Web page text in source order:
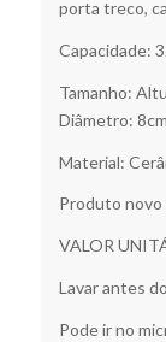
porta treco,
Capacidade:
Tamanho:
Diâmetro: 8cm
Material:
Produto novo
VALOR
Lavar antes
Pode ir no